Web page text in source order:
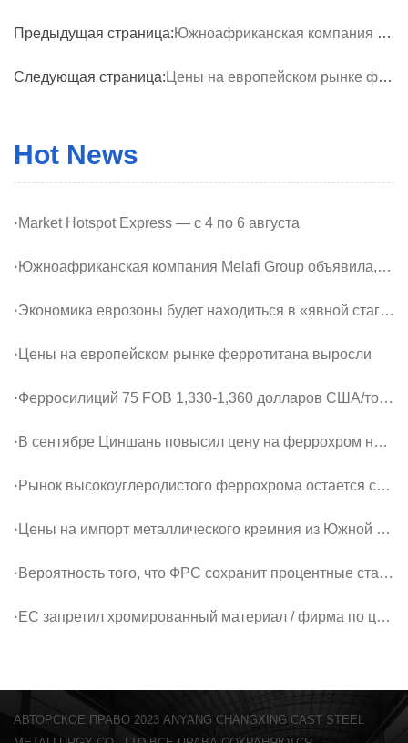
Предыдущая страница:Южноафриканская компания Melafi Group объявила, что ее общий объем производства феррохрома в первой половине 2024 года составил 154 000 тонн, что на 17% меньше, чем в прошлом году.
Следующая страница: Цены на европейском рынке ферротитана выросли
Hot News
·Market Hotspot Express — с 4 по 6 августа
·Южноафриканская компания Melafi Group объявила, что ее общий объем производства феррохрома в первой половине 2024 года составил 154 000 тонн, что на 17% меньше, чем в прошлом году.
·Экономика еврозоны будет находиться в «явной стагнации» до конца 2023 года
· Цены на европейском рынке ферротитана выросли
·Ферросилиций 75 FOB 1,330-1,360 долларов США/тонна
·В сентябре Циншань повысил цену на феррохром на 41 доллар США за тонну.
·Рынок высокоуглеродистого феррохрома остается сильным и ожидает повышения настроений
· Цены на импорт металлического кремния из Южной Кореи немного выросли
·Вероятность того, что ФРС сохранит процентные ставки без изменений в сентябре, составляет 85,5%
·ЕС запретил хромированный материал / фирма по цене хромовой руды UG2 / MG
АВТОРСКОЕ ПРАВО 2023 ANYANG CHANGXING CAST STEEL